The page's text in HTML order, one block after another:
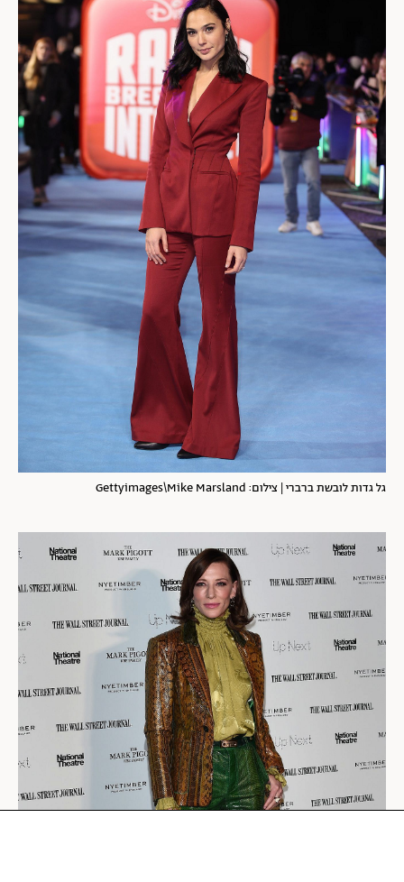
גל גדות לובשת ברברי | צילום: Gettyimages\Mike Marsland